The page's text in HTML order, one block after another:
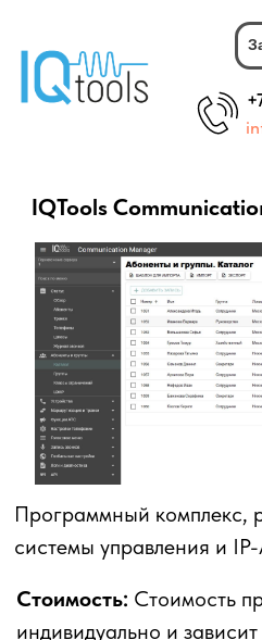
+7 499 650
info@iq-
Заказать звонок
Программный комплекс,
системы управления и IP-АТС
Описание функциональных
Стоимость:Стоимость продукта
индивидуально и зависит от срока
использования и конкретных
лицензии (на 1 экземпляр ПО)
рублей
необходимо направить запрос на